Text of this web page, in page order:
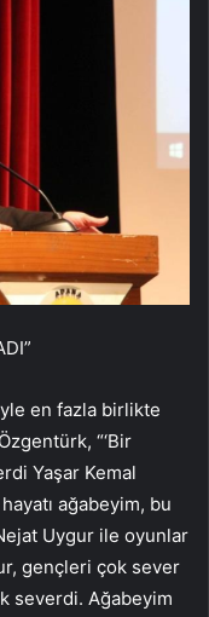
en fazla birlikte
“‘Bir
Yaşar Kemal
ağabeyim, bu
Uygur ile oyunlar
gençleri çok sever
severdi. Ağabeyim